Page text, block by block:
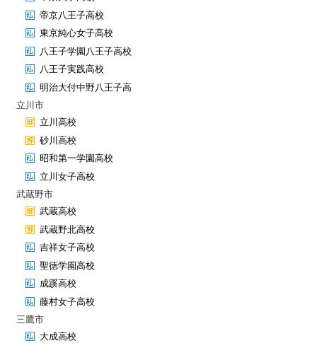
帝京八王子高校
東京純心女子高校
八王子学園八王子高校
八王子実践高校
明治大付中野八王子高
立川市
立川高校
砂川高校
昭和第一学園高校
立川女子高校
武蔵野市
武蔵高校
武蔵野北高校
吉祥女子高校
聖徳学園高校
成蹊高校
藤村女子高校
三鷹市
大成高校